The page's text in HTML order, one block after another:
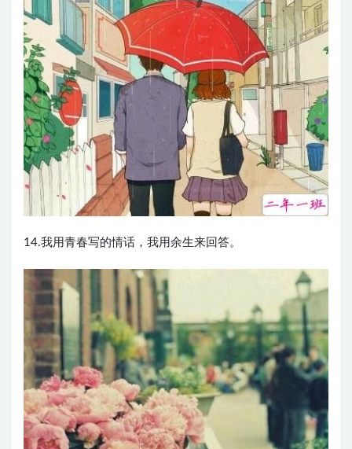
14.我用青春写的情话，我用余生来回答。